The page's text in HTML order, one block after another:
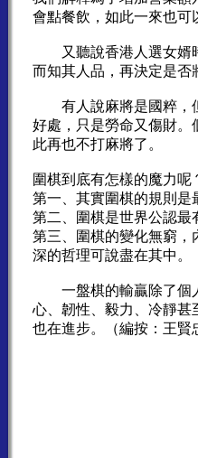
會點餐飲，如此一來也可
又聽說香港人選女婿時
而知其人品，再決定是否
有人說麻將是國粹，但
好處，只是勞命又傷財。
此再也不打麻將了。
圍棋到底有怎樣的魔力呢
第一、其實圍棋的規則是
第二、圍棋是世界公認最
第三、圍棋的變化無窮，
深的哲理可說盡在其中。
一盤棋的輸贏除了個人
心、韌性、毅力、冷靜甚
也在進步。（編按：王賢